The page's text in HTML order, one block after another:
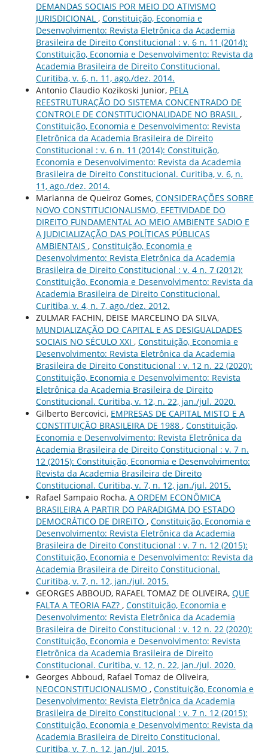
DEMANDAS SOCIAIS POR MEIO DO ATIVISMO
JURISDICIONAL , Constituição, Economia e
Desenvolvimento: Revista Eletrônica da Academia
Brasileira de Direito Constitucional : v. 6 n. 11 (2014):
Constituição, Economia e Desenvolvimento: Revista da
Academia Brasileira de Direito Constitucional.
Curitiba, v. 6, n. 11, ago./dez. 2014.
Antonio Claudio Kozikoski Junior, PELA
REESTRUTURAÇÃO DO SISTEMA CONCENTRADO DE
CONTROLE DE CONSTITUCIONALIDADE NO BRASIL ,
Constituição, Economia e Desenvolvimento: Revista
Eletrônica da Academia Brasileira de Direito
Constitucional : v. 6 n. 11 (2014): Constituição,
Economia e Desenvolvimento: Revista da Academia
Brasileira de Direito Constitucional. Curitiba, v. 6, n.
11, ago./dez. 2014.
Marianna de Queiroz Gomes, CONSIDERAÇÕES SOBRE
NOVO CONSTITUCIONALISMO, EFETIVIDADE DO
DIREITO FUNDAMENTAL AO MEIO AMBIENTE SADIO E
A JUDICIALIZAÇÃO DAS POLÍTICAS PÚBLICAS
AMBIENTAIS , Constituição, Economia e
Desenvolvimento: Revista Eletrônica da Academia
Brasileira de Direito Constitucional : v. 4 n. 7 (2012):
Constituição, Economia e Desenvolvimento: Revista da
Academia Brasileira de Direito Constitucional.
Curitiba, v. 4, n. 7, ago./dez. 2012.
ZULMAR FACHIN, DEISE MARCELINO DA SILVA,
MUNDIALIZAÇÃO DO CAPITAL E AS DESIGUALDADES
SOCIAIS NO SÉCULO XXI , Constituição, Economia e
Desenvolvimento: Revista Eletrônica da Academia
Brasileira de Direito Constitucional : v. 12 n. 22 (2020):
Constituição, Economia e Desenvolvimento: Revista
Eletrônica da Academia Brasileira de Direito
Constitucional. Curitiba, v. 12, n. 22, jan./jul. 2020.
Gilberto Bercovici, EMPRESAS DE CAPITAL MISTO E A
CONSTITUIÇÃO BRASILEIRA DE 1988 , Constituição,
Economia e Desenvolvimento: Revista Eletrônica da
Academia Brasileira de Direito Constitucional : v. 7 n.
12 (2015): Constituição, Economia e Desenvolvimento:
Revista da Academia Brasileira de Direito
Constitucional. Curitiba, v. 7, n. 12, jan./jul. 2015.
Rafael Sampaio Rocha, A ORDEM ECONÔMICA
BRASILEIRA A PARTIR DO PARADIGMA DO ESTADO
DEMOCRÁTICO DE DIREITO , Constituição, Economia e
Desenvolvimento: Revista Eletrônica da Academia
Brasileira de Direito Constitucional : v. 7 n. 12 (2015):
Constituição, Economia e Desenvolvimento: Revista da
Academia Brasileira de Direito Constitucional.
Curitiba, v. 7, n. 12, jan./jul. 2015.
GEORGES ABBOUD, RAFAEL TOMAZ DE OLIVEIRA, QUE
FALTA A TEORIA FAZ? , Constituição, Economia e
Desenvolvimento: Revista Eletrônica da Academia
Brasileira de Direito Constitucional : v. 12 n. 22 (2020):
Constituição, Economia e Desenvolvimento: Revista
Eletrônica da Academia Brasileira de Direito
Constitucional. Curitiba, v. 12, n. 22, jan./jul. 2020.
Georges Abboud, Rafael Tomaz de Oliveira,
NEOCONSTITUCIONALISMO , Constituição, Economia e
Desenvolvimento: Revista Eletrônica da Academia
Brasileira de Direito Constitucional : v. 7 n. 12 (2015):
Constituição, Economia e Desenvolvimento: Revista da
Academia Brasileira de Direito Constitucional.
Curitiba, v. 7, n. 12, jan./jul. 2015.